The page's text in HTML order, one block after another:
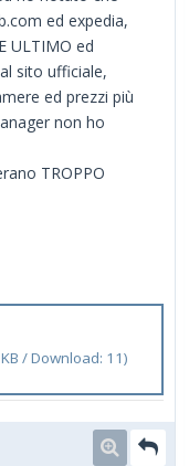
ed expedia,
ULTIMO ed
sito ufficiale,
ed prezzi più
non ho
TROPPO
/ Download: 11)